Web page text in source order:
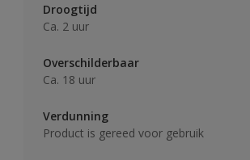
Droogtijd
Ca. 2 uur
Overschilderbaar
Ca. 18 uur
Verdunning
Product is gereed voor gebruik